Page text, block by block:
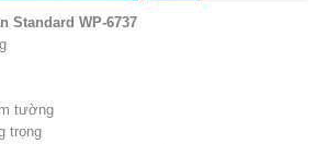
Standard WP-6737
tường
trọng